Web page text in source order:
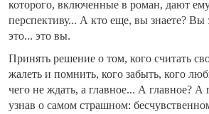
которого, включенные в роман, дают
перспективу... А кто еще, вы знаете? Вы
это... это вы.
Принять решение о том, кого считать
жалеть и помнить, кого забыть, кого
чего не ждать, а главное... А главное? А
узнав о самом страшном: